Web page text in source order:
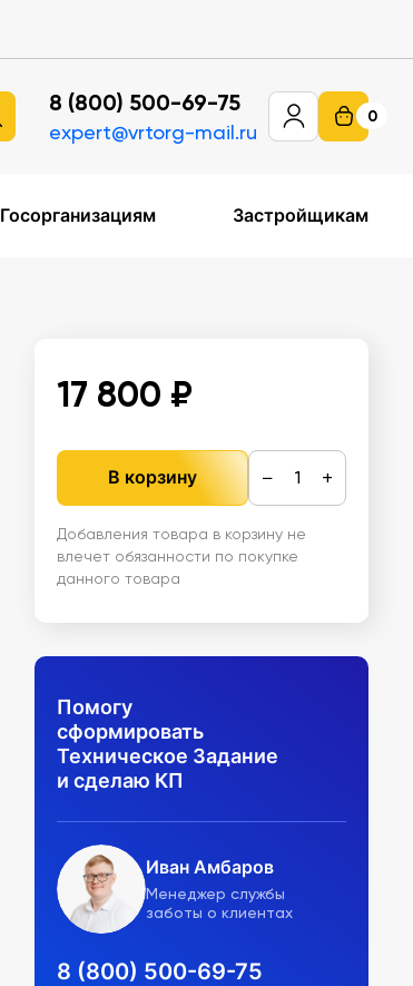
8 (800) 500-69-75
expert@vrtorg-mail.ru
0
Госорганизациям Застройщикам
17 800 ₽
В корзину − +
Добавления товара в корзину не
влечет обязанности по покупке
данного товара
Помогу
сформировать
Техническое Задание
и сделаю КП
Иван Амбаров
Менеджер службы
заботы о клиентах
8 (800) 500-69-75